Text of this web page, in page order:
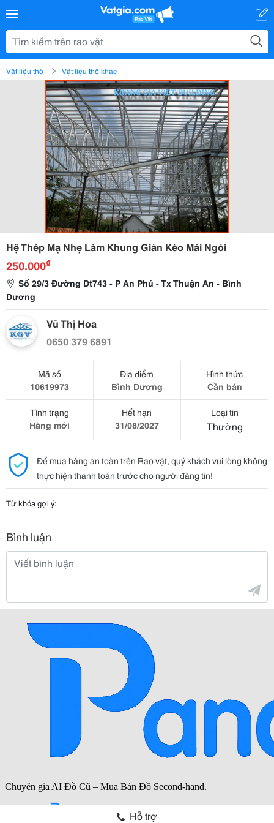
Vật liệu thô Vật liệu thô khác
Hệ Thép Mạ Nhẹ Làm Khung Giàn Kèo Mái Ngói
250.000₫
Số 29/3 Đường Dt743 - P An Phú - Tx Thuận An - Bình
Dương
Vũ Thị Hoa
0650 379 6891
Mã số
10619973
Địa điểm
Bình Dương
Hình thức
Cần bán
Tình trạng
Hàng mới
Hết hạn
31/08/2027
Loại tin
Thường
Để mua hàng an toàn trên Rao vặt, quý khách vui lòng không
thực hiện thanh toán trước cho người đăng tin!
Từ khóa gợi ý:
Bình luận
Hỗ trợ